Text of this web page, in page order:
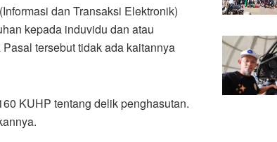
dan Transaksi Elektronik)
kepada induvidu dan atau
tersebut tidak ada kaitannya
KUHP tentang delik penghasutan.